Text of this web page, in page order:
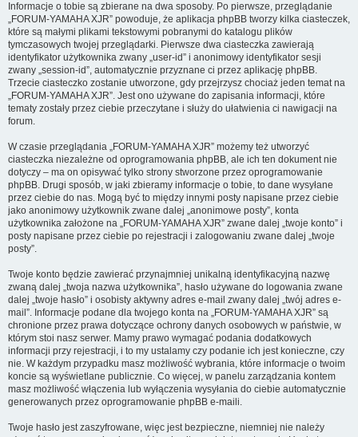
Informacje o tobie są zbierane na dwa sposoby. Po pierwsze, przeglądanie
„FORUM-YAMAHA XJR” powoduje, że aplikacja phpBB tworzy kilka ciasteczek,
które są małymi plikami tekstowymi pobranymi do katalogu plików
tymczasowych twojej przeglądarki. Pierwsze dwa ciasteczka zawierają
identyfikator użytkownika zwany „user-id” i anonimowy identyfikator sesji
zwany „session-id”, automatycznie przyznane ci przez aplikację phpBB.
Trzecie ciasteczko zostanie utworzone, gdy przejrzysz chociaż jeden temat na
„FORUM-YAMAHA XJR”. Jest ono używane do zapisania informacji, które
tematy zostały przez ciebie przeczytane i służy do ułatwienia ci nawigacji na
forum.
W czasie przeglądania „FORUM-YAMAHA XJR” możemy też utworzyć
ciasteczka niezależne od oprogramowania phpBB, ale ich ten dokument nie
dotyczy – ma on opisywać tylko strony stworzone przez oprogramowanie
phpBB. Drugi sposób, w jaki zbieramy informacje o tobie, to dane wysyłane
przez ciebie do nas. Mogą być to między innymi posty napisane przez ciebie
jako anonimowy użytkownik zwane dalej „anonimowe posty”, konta
użytkownika założone na „FORUM-YAMAHA XJR” zwane dalej „twoje konto” i
posty napisane przez ciebie po rejestracji i zalogowaniu zwane dalej „twoje
posty”.
Twoje konto będzie zawierać przynajmniej unikalną identyfikacyjną nazwę
zwaną dalej „twoja nazwa użytkownika”, hasło używane do logowania zwane
dalej „twoje hasło” i osobisty aktywny adres e-mail zwany dalej „twój adres e-
mail”. Informacje podane dla twojego konta na „FORUM-YAMAHA XJR” są
chronione przez prawa dotyczące ochrony danych osobowych w państwie, w
którym stoi nasz serwer. Mamy prawo wymagać podania dodatkowych
informacji przy rejestracji, i to my ustalamy czy podanie ich jest konieczne, czy
nie. W każdym przypadku masz możliwość wybrania, które informacje o twoim
koncie są wyświetlane publicznie. Co więcej, w panelu zarządzania kontem
masz możliwość włączenia lub wyłączenia wysyłania do ciebie automatycznie
generowanych przez oprogramowanie phpBB e-maili.
Twoje hasło jest zaszyfrowane, więc jest bezpieczne, niemniej nie należy